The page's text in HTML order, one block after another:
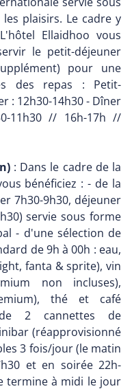
plaisirs. Le cadre y
Ellaidhoo vous
le petit-déjeuner
pour une
des repas : Petit-
: 12h30-14h30 - Dîner
11h30 // 16h-17h //
: Dans le cadre de la
bénéficiez : - de la
7h30-9h30, déjeuner
servie sous forme
- d'une sélection de
de 9h à 00h : eau,
fanta & sprite), vin
non incluses),
thé et café
2 cannettes de
(réapprovisionné
3 fois/jour (le matin
et en soirée 22h-
termine à midi le jour